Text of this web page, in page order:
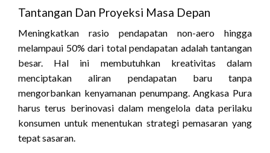
Tantangan Dan Proyeksi Masa Depan
Meningkatkan rasio pendapatan non-aero hingga
melampaui 50% dari total pendapatan adalah tantangan
besar. Hal ini membutuhkan kreativitas dalam
menciptakan aliran pendapatan baru tanpa
mengorbankan kenyamanan penumpang. Angkasa Pura
harus terus berinovasi dalam mengelola data perilaku
konsumen untuk menentukan strategi pemasaran yang
tepat sasaran.